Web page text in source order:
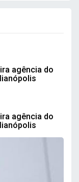
agência do
agência do